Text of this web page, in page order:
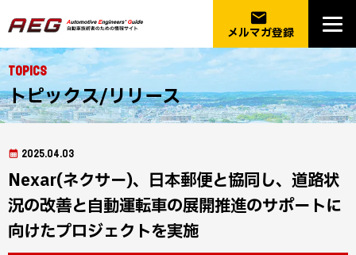
email
メルマガ登録
Topics
トピックス/リリース
2025.04.03
Nexar(ネクサー)、日本郵便と協同し、道路状
況の改善と自動運転車の展開推進のサポートに
向けたプロジェクトを実施